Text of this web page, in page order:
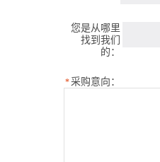
您是从哪里
找到我们
的：
*采购意向：